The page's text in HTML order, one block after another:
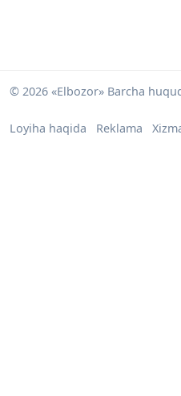
© 2026 «Elbozor» Barcha
Loyiha haqida Reklama